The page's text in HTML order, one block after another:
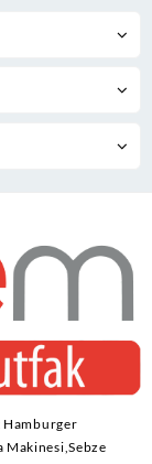
Hamburger
Makinesi,Sebze